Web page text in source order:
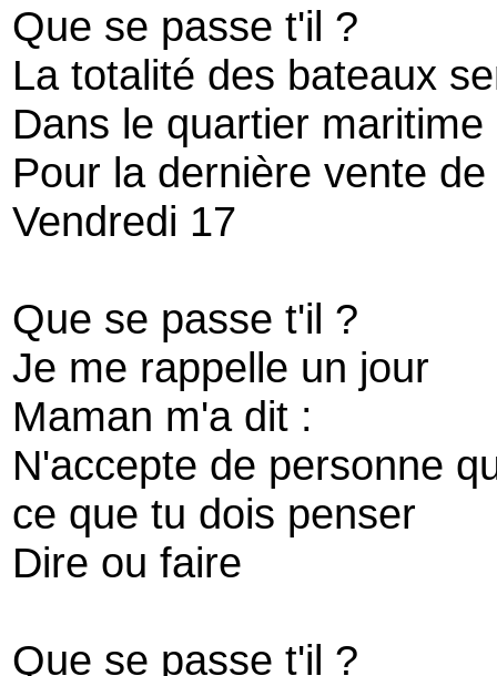
Que se passe t'il ?
La totalité des bateaux
Dans le quartier
Pour la dernière vente
Vendredi 17
Que se passe t'il ?
Je me rappelle un jour
Maman m'a dit :
N'accepte de personne
ce que tu dois penser
Dire ou faire
Que se passe t'il ?